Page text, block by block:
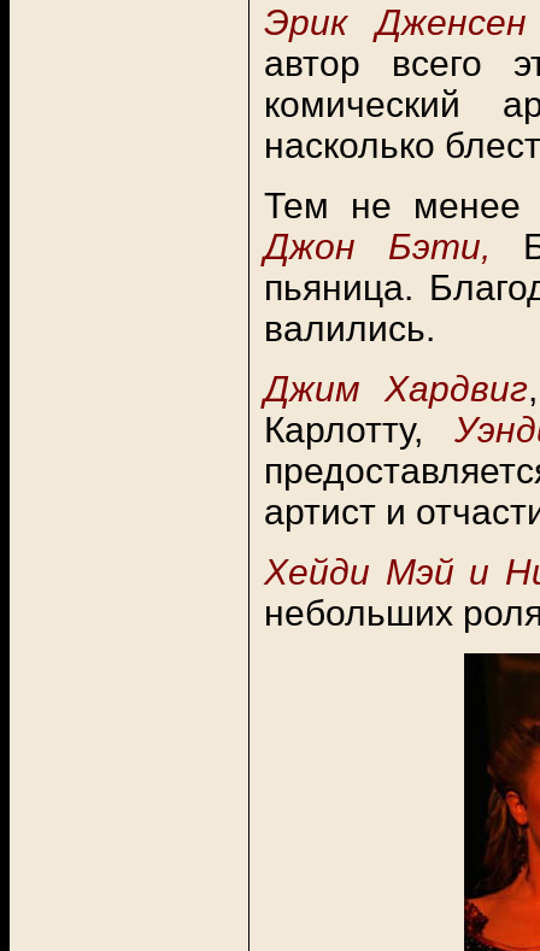
Эрик Дженсен
автор всего
комический
насколько
Тем не менее
Джон Бэти,
пьяница.
валились.
Джим Хардвиг
Карлотту,
артист и
Хейди Мэй и
небольших